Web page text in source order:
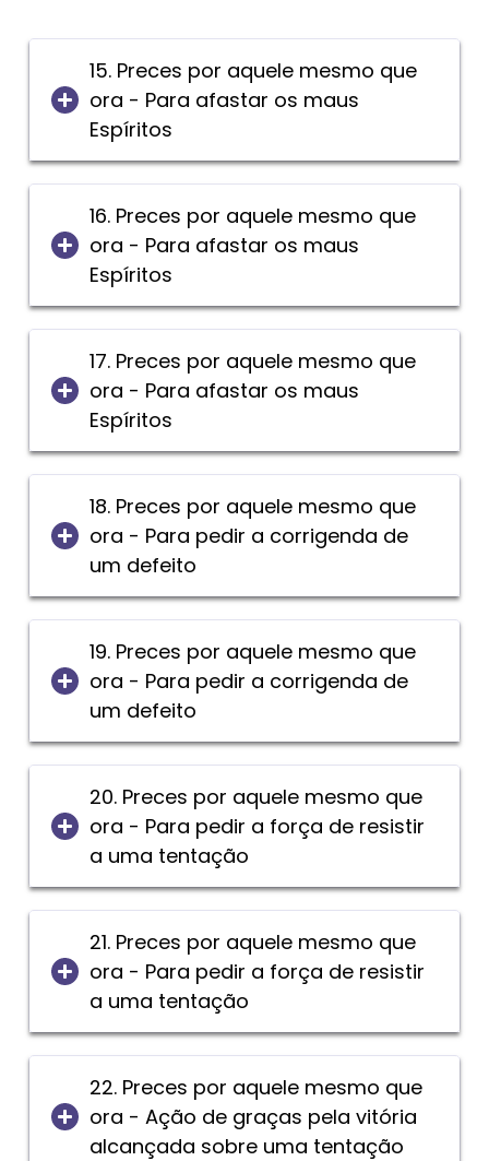
15. Preces por aquele mesmo que
ora - Para afastar os maus
Espíritos
16. Preces por aquele mesmo que
ora - Para afastar os maus
Espíritos
17. Preces por aquele mesmo que
ora - Para afastar os maus
Espíritos
18. Preces por aquele mesmo que
ora - Para pedir a corrigenda de
um defeito
19. Preces por aquele mesmo que
ora - Para pedir a corrigenda de
um defeito
20. Preces por aquele mesmo que
ora - Para pedir a força de resistir
a uma tentação
21. Preces por aquele mesmo que
ora - Para pedir a força de resistir
a uma tentação
22. Preces por aquele mesmo que
ora - Ação de graças pela vitória
alcançada sobre uma tentação